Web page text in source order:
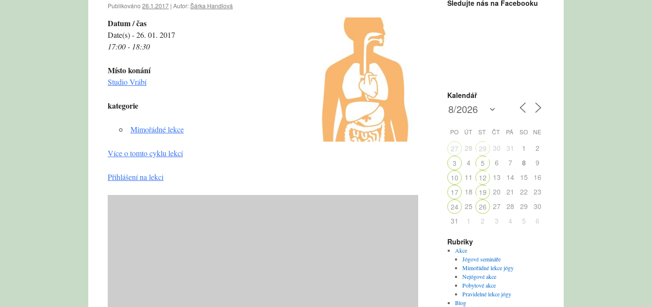
Publikováno 26.1.2017 | Autor:Šárka Handlová
Datum / čas
Date(s) - 26. 01. 2017
17:00 - 18:30
Místo konání
Studio Vrábí
kategorie
Mimořádné lekce
Více o tomto cyklu lekcí
Přihlášení na lekci
Sledujte nás na Facebooku
Kalendář
PO ÚT ST ČT PÁ SO NE
27 28 29 30 31 1
2
3
4 5 6 7 8
9
10
11 12 13 14 15
16
17
18 19 20 21 22
23
24
25 26 27 28 29
30
31
1 2 3 4 5 6
Rubriky
Akce
Jógové semináře
Mimořádné lekce jógy
Nejógové akce
Pobytové akce
Pravidelné lekce jógy
Blog